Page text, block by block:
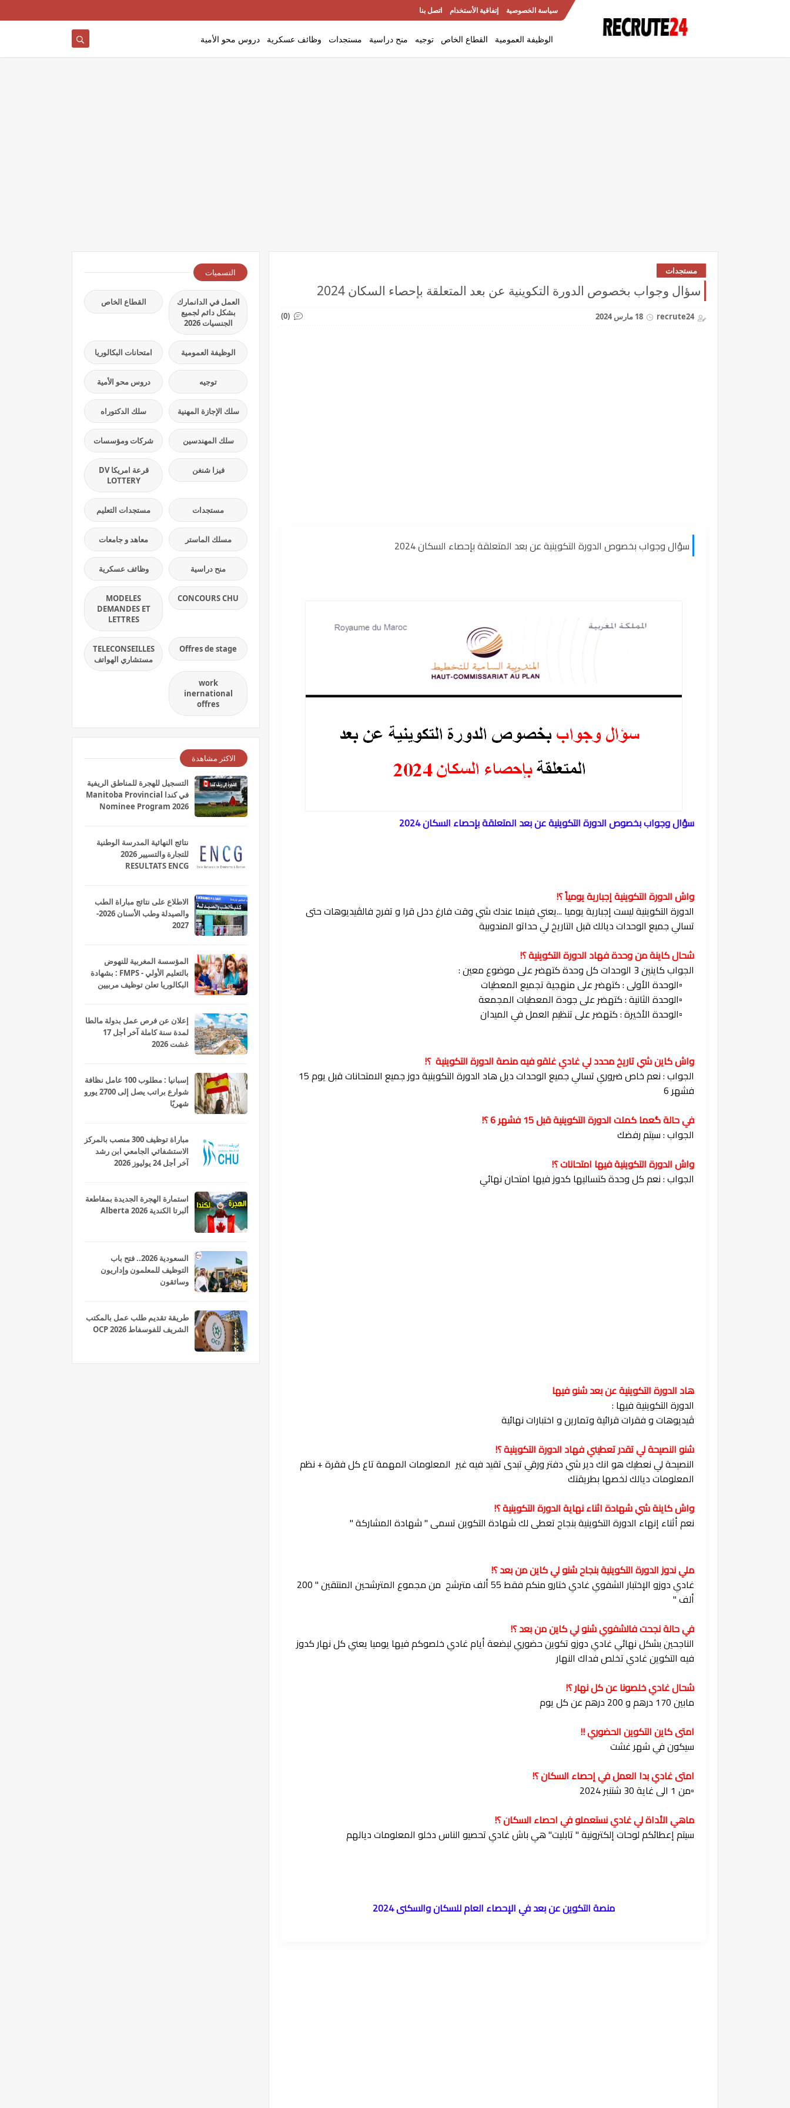
سياسة الخصوصية إتفاقية الأستخدام اتصل بنا
الوظيفة العمومية القطاع الخاص توجيه منح دراسية مستجدات وظائف عسكرية دروس محو الأمية
مستجدات
سؤال وجواب بخصوص الدورة التكوينية عن بعد المتعلقة بإحصاء السكان 2024
recrute24 18 مارس 2024 (0)
سؤال وجواب بخصوص الدورة التكوينية عن بعد المتعلقة بإحصاء السكان 2024
سؤال وجواب بخصوص الدورة التكوينية عن بعد المتعلقة بإحصاء السكان 2024
واش الدورة التكوينية إجبارية يومياً ؟!
الدورة التكوينية ليست إجبارية يوميا ...يعني فينما عندك شي وقت فارغ دخل قرا و تفرج فالڤيديوهات حتى
تسالي جميع الوحدات ديالك قبل التاريخ لي حداتو المندوبية
شحال كاينة من وحدة فهاد الدورة التكوينية ؟!
الجواب كاينين 3 الوحدات كل وحدة كتهضر على موضوع معين :
▫️الوحدة الأولى : كتهضر على منهجية تجميع المعطيات
▫️الوحدة الثانية : كتهضر على جودة المعطيات المجمعة
▫️الوحدة الأخيرة : كتهضر على تنظيم العمل في الميدان
واش كاين شي تاريخ محدد لي غادي غلقو فيه منصة الدورة التكوينية ؟!
الجواب : نعم خاص ضروري تسالي جميع الوحدات ديل هاد الدورة التكوينية دوز جميع الامتحانات قبل يوم 15
فشهر 6
في حالة گعما كملت الدورة التكوينية قبل 15 فشهر 6 ؟!
الجواب : سيتم رفضك
واش الدورة التكوينية فيها امتحانات ؟!
الجواب : نعم كل وحدة كتساليها كدوز فيها امتحان نهائي
هاد الدورة التكوينية عن بعد شنو فيها
الدورة التكوينية فيها :
ڤيديوهات و فقرات قرائية وتمارين و اختبارات نهائية
شنو النصيحة لي تقدر تعطيني فهاد الدورة التكوينية ؟!
النصيحة لي نعطيك هو انك دير شي دفتر ورقي تبدى تقيد فيه غير المعلومات المهمة تاع كل فقرة + نظم
المعلومات ديالك لخصها بطريقتك
واش كاينة شي شهادة اثناء نهاية الدورة التكوينية ؟!
نعم أثناء إنهاء الدورة التكوينية بنجاح تعطى لك شهادة التكوين تسمى " شهادة المشاركة "
ملي ندوز الدورة التكوينية بنجاح شنو لي كاين من بعد ؟!
غادي دوزو الإختبار الشفوي غادي ختارو منكم فقط 55 ألف مترشح من مجموع المترشحين المنتقين " 200
ألف "
في حالة نجحت فالشفوي شنو لي كاين من بعد ؟!
الناجحين بشكل نهائي غادي دوزو تكوين حضوري لبضعة أيام غادي خلصوكم فيها يوميا يعني كل نهار كدوز
فيه التكوين غادي تخلص فداك النهار
شحال غادي خلصونا عن كل نهار ؟!
مابين 170 درهم و 200 درهم عن كل يوم
امتى كاين التكوين الحضوري !!
سيكون في شهر غشت
امتى غادي بدا العمل في إحصاء السكان ؟!
▫️من 1 الى غاية 30 شتنبر 2024
ماهي الأداة لي غادي نستعملو في احصاء السكان ؟!
سيتم إعطائكم لوحات إلكترونية " تابليت" هي باش غادي تحصيو الناس دخلو المعلومات ديالهم
منصة التكوين عن بعد في الإحصاء العام للسكان والسكنى 2024
التسميات
العمل في الدانمارك
بشكل دائم لجميع
الجنسيات 2026
القطاع الخاص
الوظيفة العمومية امتحانات البكالوريا
توجيه دروس محو الأمية
سلك الإجازة المهنية سلك الدكتوراه
سلك المهندسين شركات ومؤسسات
فيزا شنغن
قرعة امريكا DV
LOTTERY
مستجدات مستجدات التعليم
مسلك الماستر معاهد و جامعات
منح دراسية وظائف عسكرية
CONCOURS CHU
MODELES
DEMANDES ET
LETTRES
Offres de stage
TELECONSEILLES
مستشاري الهواتف
work
inernational
offres
الاكثر مشاهدة
التسجيل للهجرة للمناطق الريفية
في كندا Manitoba Provincial
Nominee Program 2026
نتائج النهائية المدرسة الوطنية
للتجارة والتسيير 2026
RESULTATS ENCG
الاطلاع على نتائج مباراة الطب
والصيدلة وطب الأسنان 2026-
2027
المؤسسة المغربية للنهوض
بالتعليم الأولي - FMPS : بشهادة
البكالوريا تعلن توظيف مربيين
إعلان عن فرص عمل بدولة مالطا
لمدة سنة كاملة آخر أجل 17
غشت 2026
إسبانيا : مطلوب 100 عامل نظافة
شوارع براتب يصل إلى 2700 يورو
شهريًا
مباراة توظيف 300 منصب بالمركز
الاستشفائي الجامعي ابن رشد
آخر أجل 24 يوليوز 2026
استمارة الهجرة الجديدة بمقاطعة
ألبرتا الكندية Alberta 2026
السعودية 2026.. فتح باب
التوظيف للمعلمون وإداريون
وسائقون
طريقة تقديم طلب عمل بالمكتب
الشريف للفوسفاط OCP 2026